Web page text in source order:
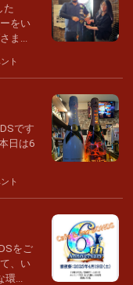
た
をい
ま...
ト
です
日は6
ト
をご
、い
環...